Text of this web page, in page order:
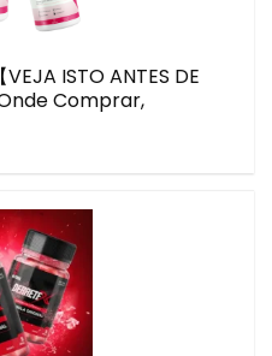
ISTO ANTES DE
Comprar,